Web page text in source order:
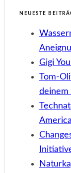
NEUESTE
Gigi
Tom-
deinem